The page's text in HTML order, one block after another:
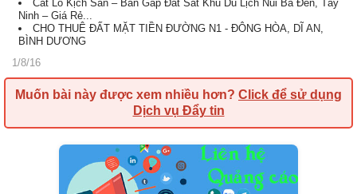
Cắt Lỗ Kịch Sàn – Bán Gấp Đất Sát Khu Du Lịch Núi Bà Đen, Tây
Ninh – Giá Rẻ...
CHO THUÊ ĐẤT MẶT TIỀN ĐƯỜNG N1 - ĐÔNG HÒA, DĨ AN,
BÌNH DƯƠNG
1/8/16
Muốn bài này được xem nhiều hơn? Click để sử dụng
Dịch vụ Đẩy tin